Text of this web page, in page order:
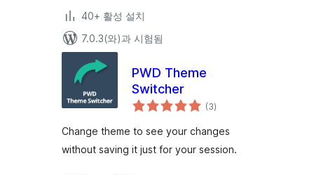
40+ 활성 설치
7.0.3(와)과 시험됨
PWD Theme
Switcher
(3전
체
점
)
Change theme to see your changes
without saving it just for your session.